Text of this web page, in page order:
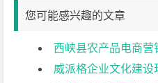
您可能感兴趣的文章
西峡县农产品电商营
威派格企业文化建